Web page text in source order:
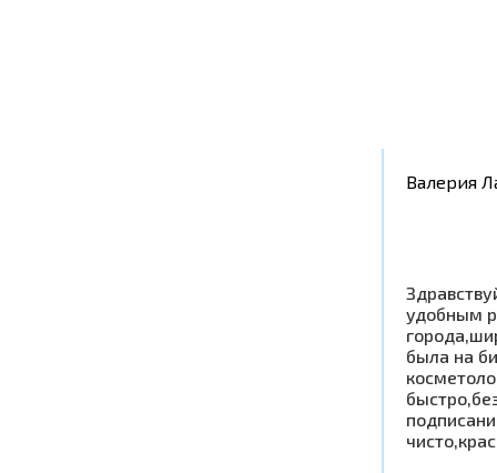
Валерия
удобным
была на